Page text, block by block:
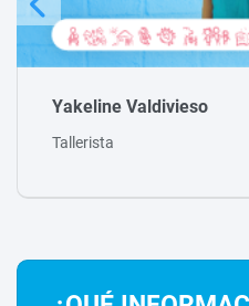
Nicolas Maldonado
Tallerista